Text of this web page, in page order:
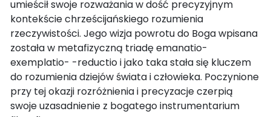
umieścił swoje rozważania w dość precyzyjnym
kontekście chrześcijańskiego rozumienia
rzeczywistości. Jego wizja powrotu do Boga wpisana
została w metafizyczną triadę emanatio-
exemplatio- -reductio i jako taka stała się kluczem
do rozumienia dziejów świata i człowieka. Poczynione
przy tej okazji rozróżnienia i precyzacje czerpią
swoje uzasadnienie z bogatego instrumentarium